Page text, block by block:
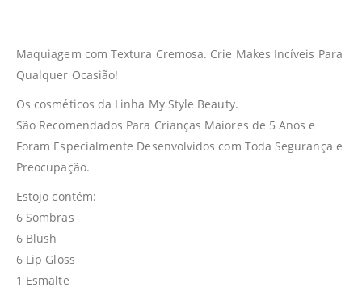
Maquiagem com Textura Cremosa. Crie Makes Incíveis Para
Qualquer Ocasião!
Os cosméticos da Linha My Style Beauty.
São Recomendados Para Crianças Maiores de 5 Anos e
Foram Especialmente Desenvolvidos com Toda Segurança e
Preocupação.
Estojo contém:
6 Sombras
6 Blush
6 Lip Gloss
1 Esmalte